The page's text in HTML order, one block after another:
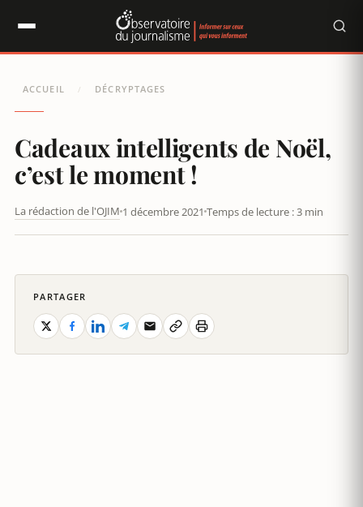
ACCUEIL / DÉCRYPTAGES
Cadeaux intelligents de Noël,
c’est le moment !
La rédaction de l'OJIM 1 décembre 2021 Temps de lecture : 3 min
PARTAGER
Panneau de gestion des cookies